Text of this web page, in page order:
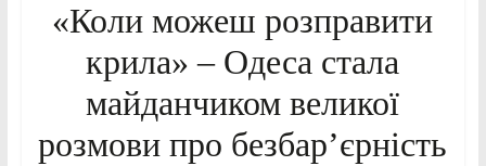
«Коли можеш розправити
крила» – Одеса стала
майданчиком великої
розмови про безбар’єрність